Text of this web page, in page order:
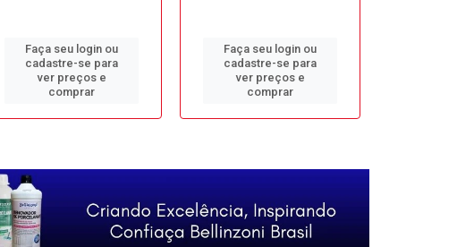
Faça seu login ou
cadastre-se para
ver preços e
comprar
Faça seu login ou
cadastre-se para
ver preços e
comprar